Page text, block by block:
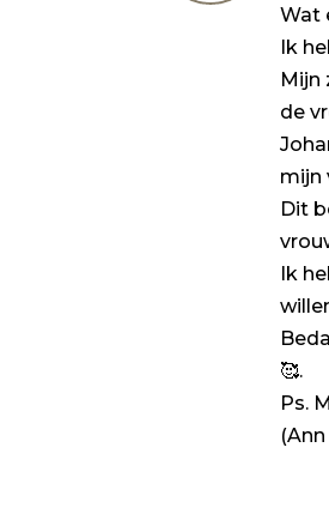
Wat
Ik
Mijn
de
mijn
Dit
Ik
🥰.
Ps.